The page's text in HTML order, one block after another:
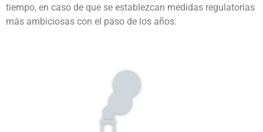
tiempo, en caso de que se establezcan medidas regulatorias
más ambiciosas con el paso de los años.